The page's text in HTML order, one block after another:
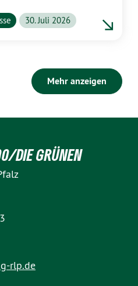
30. Juli 2026
Mehr anzeigen
DIE GRÜNEN
rlp.de